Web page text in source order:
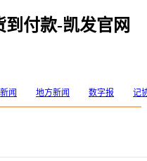
付款-凯发官网
新闻 地方新闻 数字报 记